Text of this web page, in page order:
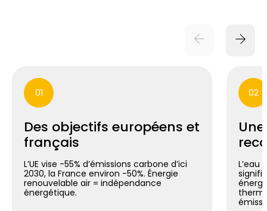
01
Des objectifs européens et
français
L’UE vise -55% d’émissions carbone d’ici
2030, la France environ -50%. Énergie
renouvelable air = indépendance
énergétique.
02
L’eau